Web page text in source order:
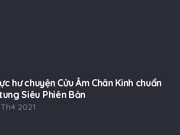
hư chuyện Cửu Âm Chân Kinh chuẩn
Siêu Phiên Bản
2021